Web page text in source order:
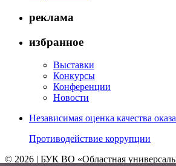
реклама
избранное
Выставки
Конкурсы
Конференции
Новости
Независимая оценка качества
Противодействие коррупции
© 2026 | БУК ВО «Областная